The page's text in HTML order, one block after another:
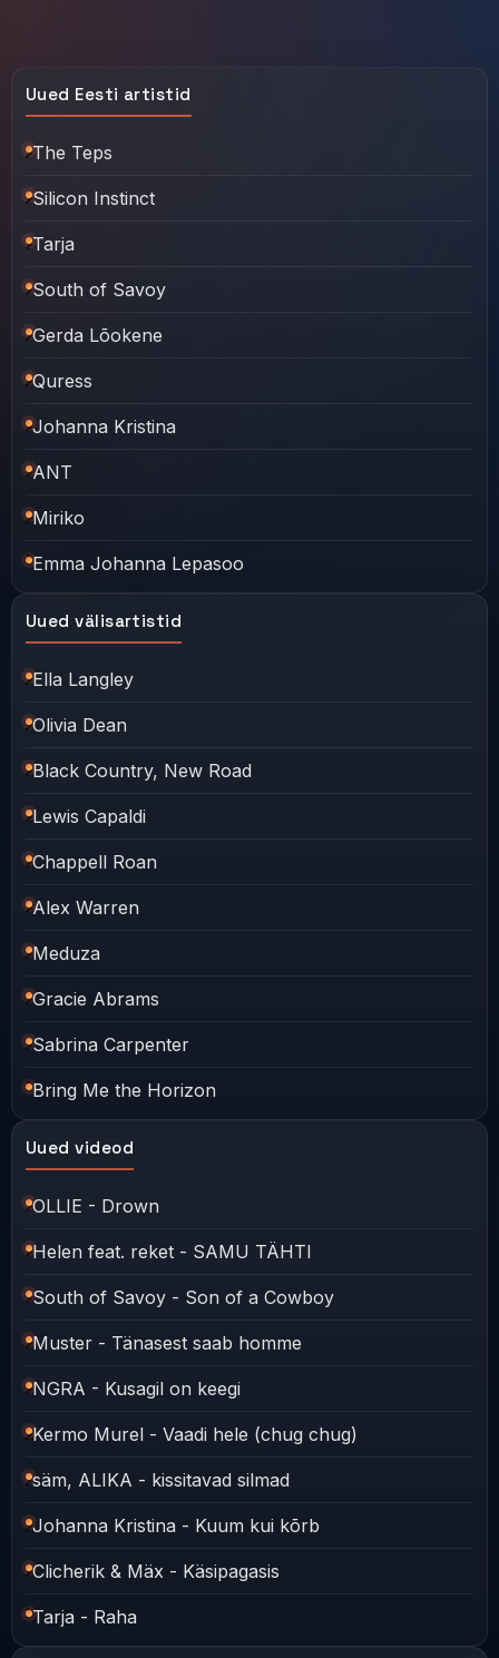
Uued Eesti artistid
The Teps
Silicon Instinct
Tarja
South of Savoy
Gerda Lõokene
Quress
Johanna Kristina
ANT
Miriko
Emma Johanna Lepasoo
Uued välisartistid
Ella Langley
Olivia Dean
Black Country, New Road
Lewis Capaldi
Chappell Roan
Alex Warren
Meduza
Gracie Abrams
Sabrina Carpenter
Bring Me the Horizon
Uued videod
OLLIE - Drown
Helen feat. reket - SAMU TÄHTI
South of Savoy - Son of a Cowboy
Muster - Tänasest saab homme
NGRA - Kusagil on keegi
Kermo Murel - Vaadi hele (chug chug)
säm, ALIKA - kissitavad silmad
Johanna Kristina - Kuum kui kõrb
Clicherik & Mäx - Käsipagasis
Tarja - Raha